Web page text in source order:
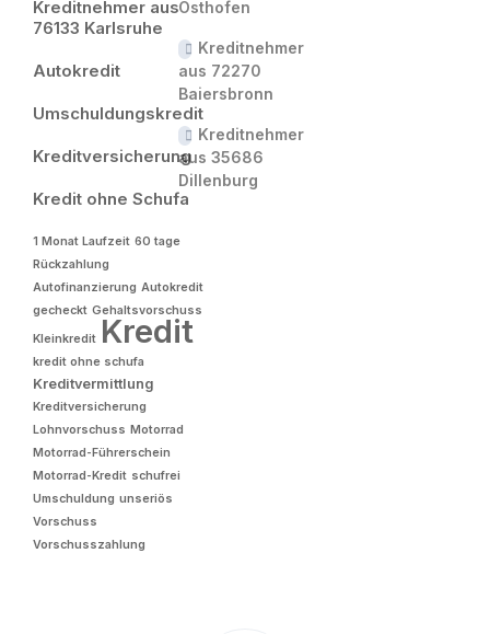
Kreditnehmer aus
76133 Karlsruhe
Autokredit
Umschuldungskredit
Kreditversicherung
Kredit ohne Schufa
1 Monat Laufzeit 60 tage
Rückzahlung
Autofinanzierung Autokredit
gecheckt Gehaltsvorschuss
Kleinkredit Kredit
kredit ohne schufa
Kreditvermittlung
Kreditversicherung
Lohnvorschuss Motorrad
Motorrad-Führerschein
Motorrad-Kredit schufrei
Umschuldung unseriös
Vorschuss
Vorschusszahlung
Osthofen
Kreditnehmer
aus 72270
Baiersbronn
Kreditnehmer
aus 35686
Dillenburg